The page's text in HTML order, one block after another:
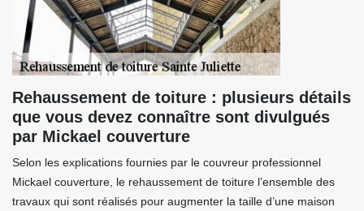
Rehaussement de toiture : plusieurs détails
que vous devez connaître sont divulgués
par Mickael couverture
Selon les explications fournies par le couvreur professionnel
Mickael couverture, le rehaussement de toiture l’ensemble des
travaux qui sont réalisés pour augmenter la taille d’une maison